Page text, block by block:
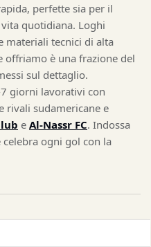
perfette sia per il
quotidiana. Loghi
materiali tecnici di alta
offriamo è una frazione del
sul dettaglio.
giorni lavorativi con
rivali sudamericane e
e Al-Nassr FC. Indossa
celebra ogni gol con la